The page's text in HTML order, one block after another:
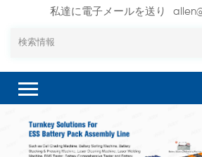
私達に電子メールを送り